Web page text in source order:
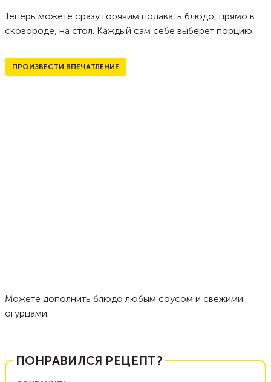
Теперь можете сразу горячим подавать блюдо, прямо в
сковороде, на стол. Каждый сам себе выберет порцию.
ПРОИЗВЕСТИ ВПЕЧАТЛЕНИЕ
Можете дополнить блюдо любым соусом и свежими
огурцами.
ПОНРАВИЛСЯ РЕЦЕПТ?